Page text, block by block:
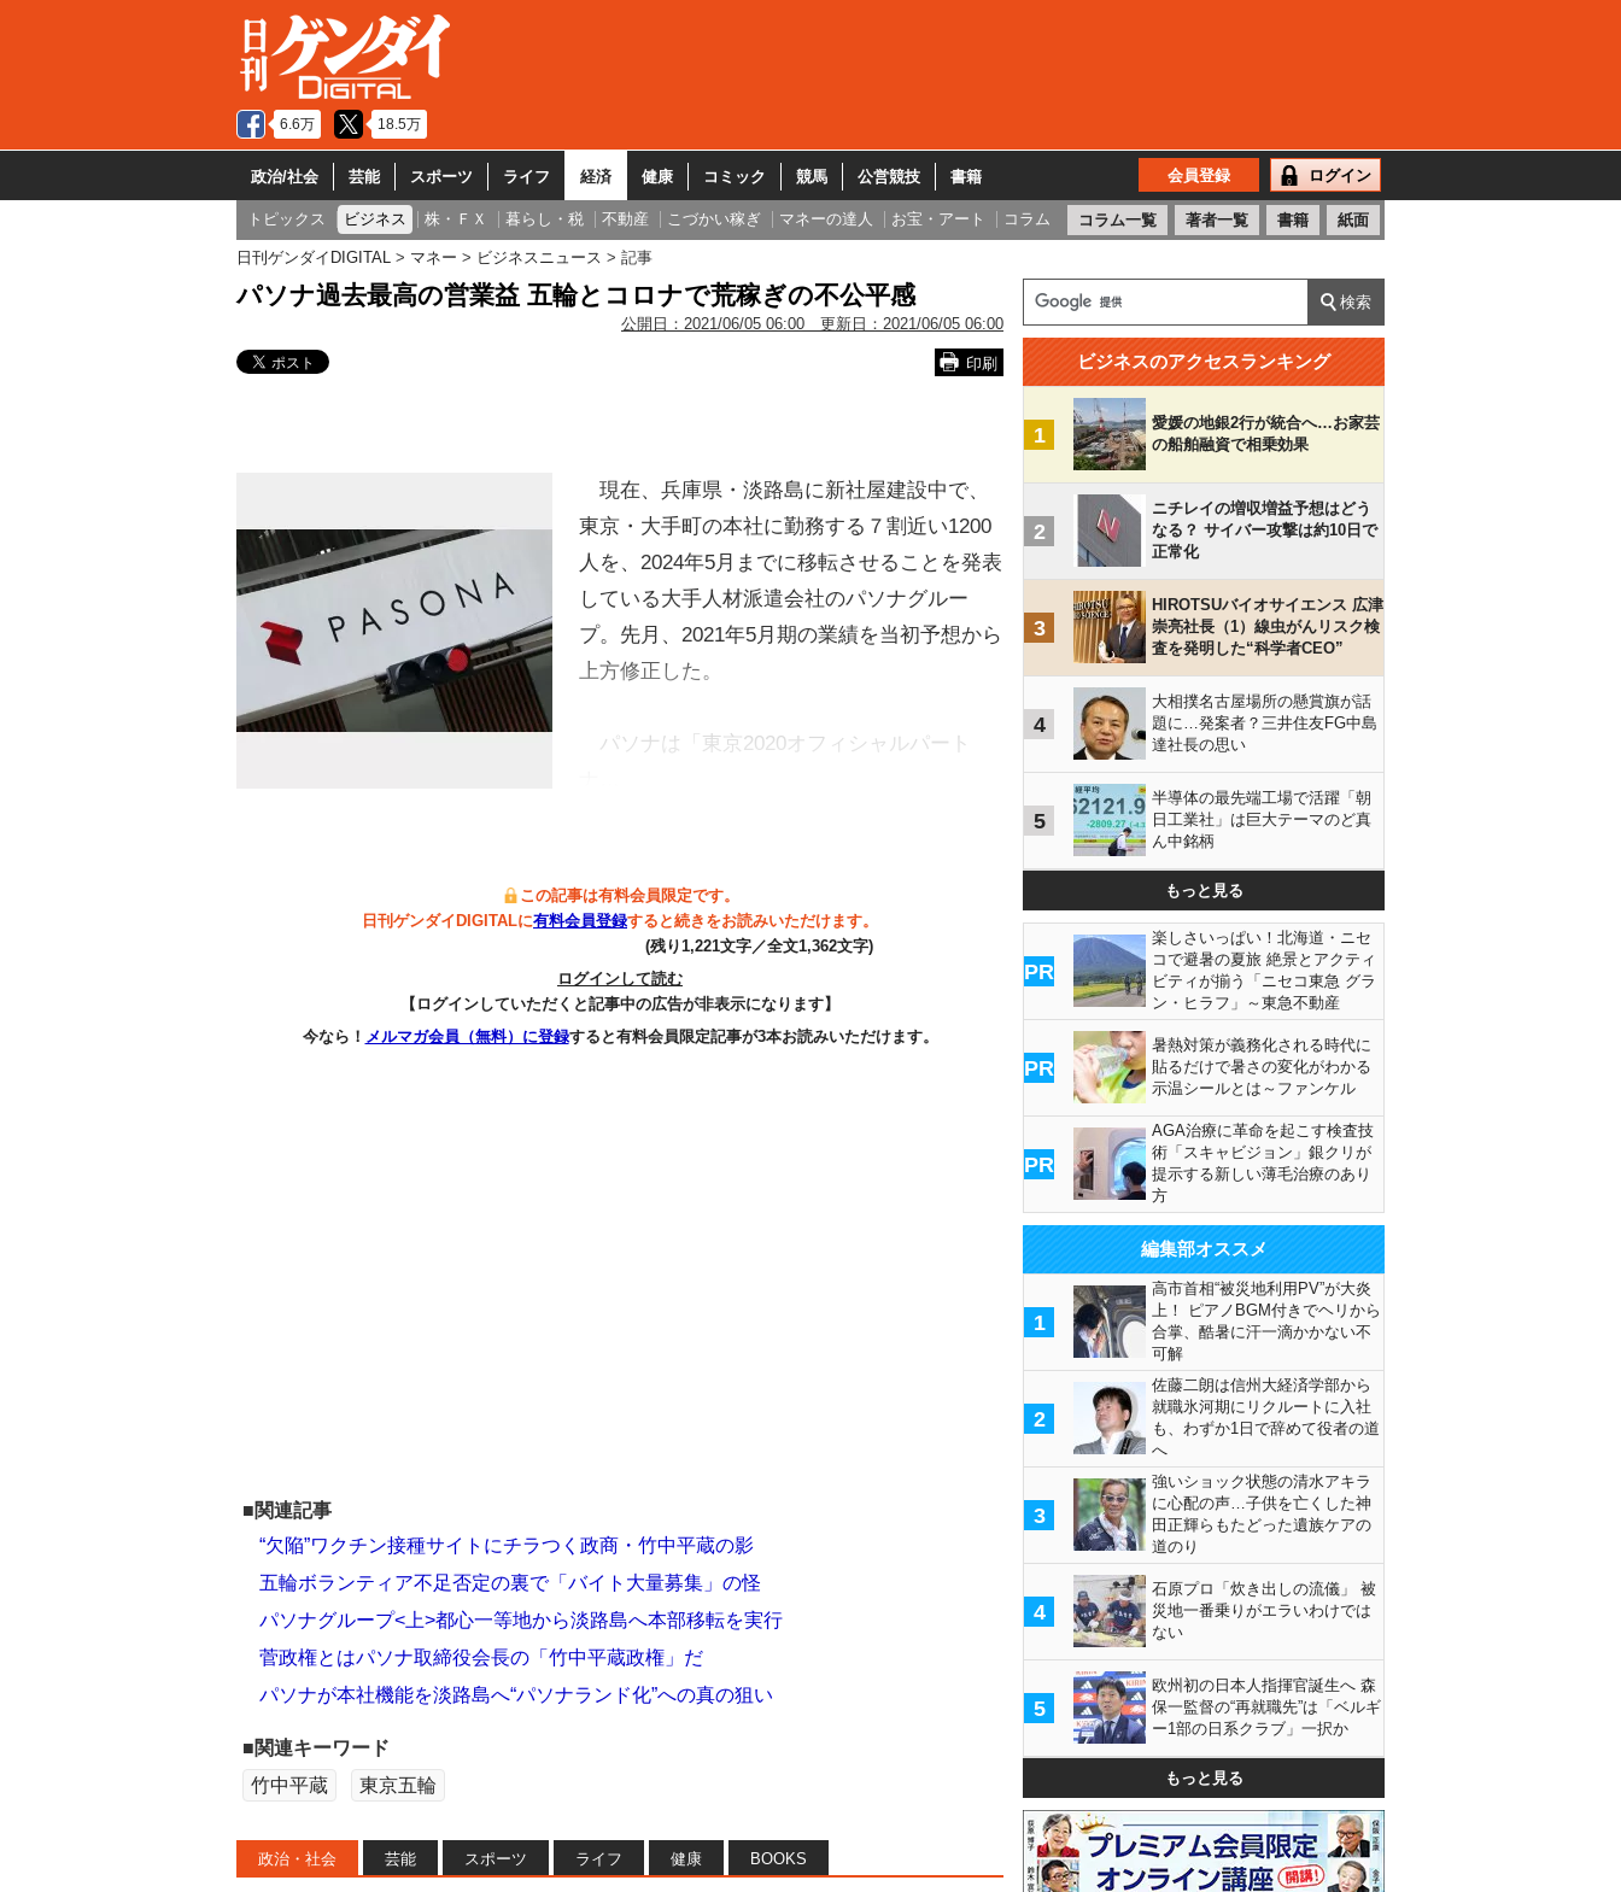
6.6万 18.5万
政治/社会 芸能 スポーツ ライフ 経済 健康 コミック 競馬 公営競技 書籍 会員登録 ログイン
トピックス ビジネス 株・ＦＸ 暮らし・税 不動産 こづかい稼ぎ マネーの達人 お宝・アート コラム コラム一覧 著者一覧 書籍 紙面
日刊ゲンダイDIGITAL マネー ビジネスニュース 記事
パソナ過去最高の営業益 五輪とコロナで荒稼ぎの不公平感
公開日： 2021/06/05 06:00 更新日： 2021/06/05 06:00
印刷
現在、兵庫県・淡路島に新社屋建設中で、
東京・大手町の本社に勤務する７割近い1200
人を、2024年5月までに移転させることを発表
している大手人材派遣会社のパソナグルー
プ。先月、2021年5月期の業績を当初予想から
上方修正した。
パソナは「東京2020オフィシャルパート
この記事は有料会員限定です。
日刊ゲンダイDIGITALに有料会員登録すると続きをお読みいただけます。
(残り1,221文字／全文1,362文字)
ログインして読む
【ログインしていただくと記事中の広告が非表示になります】
今なら！ メルマガ会員（無料）に登録すると有料会員限定記事が3本お読みいただけます。
■関連記事
“欠陥”ワクチン接種サイトにチラつく政商・竹中平蔵の影
五輪ボランティア不足否定の裏で「バイト大量募集」の怪
パソナグループ<上>都心一等地から淡路島へ本部移転を実行
菅政権とはパソナ取締役会長の「竹中平蔵政権」だ
パソナが本社機能を淡路島へ“パソナランド化”への真の狙い
■関連キーワード
竹中平蔵
東京五輪
政治・社会 芸能 スポーツ ライフ 健康 BOOKS
ビジネスのアクセスランキング
1
愛媛の地銀2行が統合へ…お家芸
の船舶融資で相乗効果
2
ニチレイの増収増益予想はどう
なる？ サイバー攻撃は約10日で
正常化
3
HIROTSUバイオサイエンス 広津
崇亮社長（1）線虫がんリスク検
査を発明した“科学者CEO”
4
大相撲名古屋場所の懸賞旗が話
題に…発案者？三井住友FG中島
達社長の思い
5
半導体の最先端工場で活躍「朝
日工業社」は巨大テーマのど真
ん中銘柄
もっと見る
PR
楽しさいっぱい！北海道・ニセ
コで避暑の夏旅 絶景とアクティ
ビティが揃う「ニセコ東急 グラ
ン・ヒラフ」～東急不動産
PR
暑熱対策が義務化される時代に
貼るだけで暑さの変化がわかる
示温シールとは～ファンケル
PR
AGA治療に革命を起こす検査技
術「スキャビジョン」銀クリが
提示する新しい薄毛治療のあり
方
編集部オススメ
1
高市首相“被災地利用PV”が大炎
上！ ピアノBGM付きでヘリから
合掌、酷暑に汗一滴かかない不
可解
2
佐藤二朗は信州大経済学部から
就職氷河期にリクルートに入社
も、わずか1日で辞めて役者の道
へ
3
強いショック状態の清水アキラ
に心配の声…子供を亡くした神
田正輝らもたどった遺族ケアの
道のり
4
石原プロ「炊き出しの流儀」 被
災地一番乗りがエラいわけでは
ない
5
欧州初の日本人指揮官誕生へ 森
保一監督の“再就職先”は「ベルギ
ー1部の日系クラブ」一択か
もっと見る